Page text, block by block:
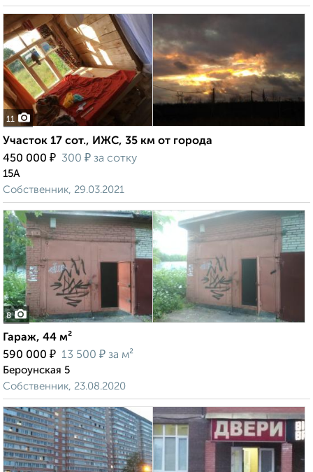
11
Участок 17 сот., ИЖС, 35 км от города
450 000 ₽ 300 ₽ за сотку
15А
Собственник, 29.03.2021
8
Гараж, 44 м²
590 000 ₽ 13 500 ₽ за м²
Бероунская 5
Собственник, 23.08.2020